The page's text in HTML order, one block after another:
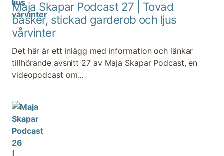
Maja Skapar Podcast 27 | Tovad
basker, stickad garderob och ljus
vårvinter
Det här är ett inlägg med information och länkar
tillhörande avsnitt 27 av Maja Skapar Podcast, en
videopodcast om...